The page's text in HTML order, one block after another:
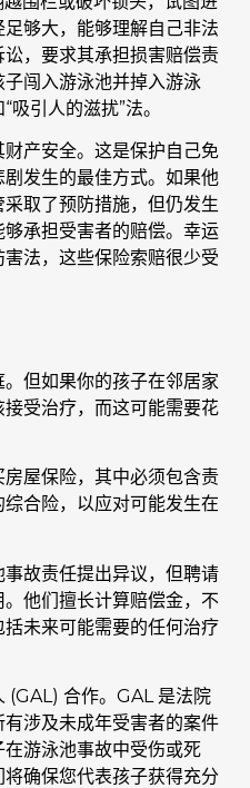
够大，能够理解自己非法
，要求其承担损害赔偿责
闯入游泳池并掉入游泳
引人的滋扰”法。
产安全。这是保护自己免
发生的最佳方式。如果他
取了预防措施，但仍发生
承担受害者的赔偿。幸运
法，这些保险索赔很少受
但如果你的孩子在邻居家
受治疗，而这可能需要花
屋保险，其中必须包含责
合险，以应对可能发生在
故责任提出异议，但聘请
他们擅长计算赔偿金，不
未来可能需要的任何治疗
(GAL) 合作。GAL 是法院
涉及未成年受害者的案件
游泳池事故中受伤或死
将确保您代表孩子获得充分